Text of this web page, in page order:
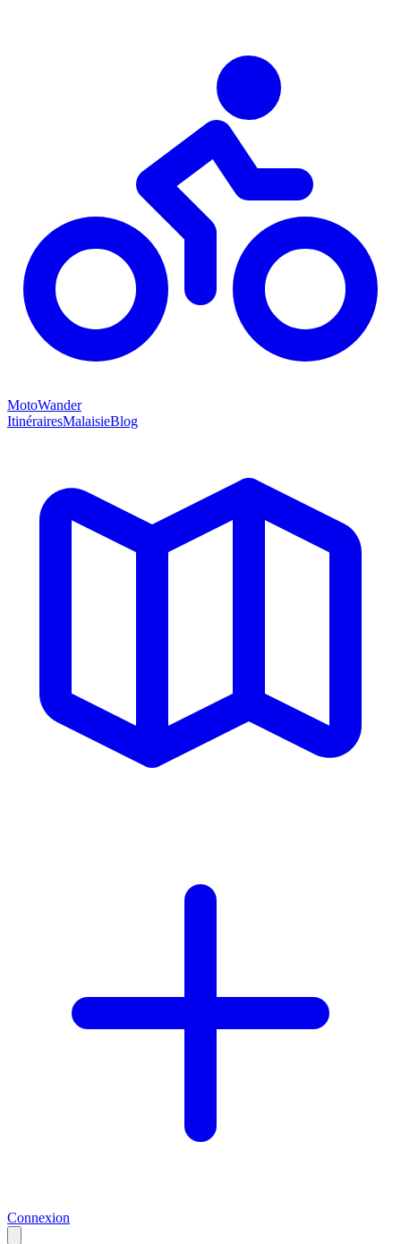
MotoWander
ItinérairesMalaisieBlog
Connexion